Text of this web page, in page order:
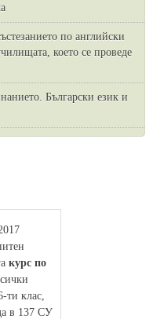
по английски
което се проведе
Български език и
курс по
ти клас,
в 137 СУ